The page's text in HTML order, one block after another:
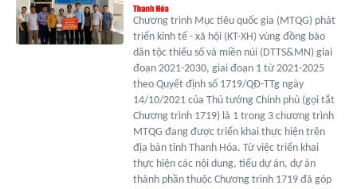
Chương trình Mục tiêu quốc gia (MTQG) phát
triển kinh tế - xã hội (KT-XH) vùng đồng bào
dân tộc thiểu số và miền núi (DTTS&MN) giai
đoạn 2021-2030, giai đoạn 1 từ 2021-2025
theo Quyết định số 1719/QĐ-TTg ngày
14/10/2021 của Thủ tướng Chính phủ (gọi tắt
Chương trình 1719) là 1 trong 3 chương trình
MTQG đang được triển khai thực hiện trên
địa bàn tỉnh Thanh Hóa. Từ việc triển khai
thực hiện các nội dung, tiểu dự án, dự án
thành phần thuộc Chương trình 1719 đã góp